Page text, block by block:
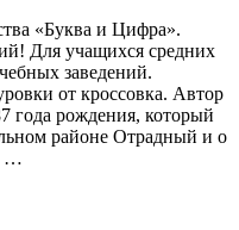
«Буква и Цифра».
Для учащихся средних
заведений.
от кроссовка. Автор
года рождения, который
районе Отрадный и о
…